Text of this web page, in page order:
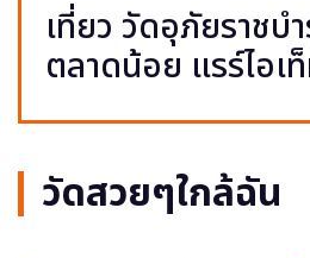
เที่ยว วัดอุภัยราชบ
ตลาดน้อย แรร์ไอเ
วัดสวยๆใกล้ฉัน